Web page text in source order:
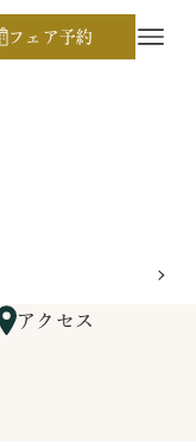
フェア予約
アクセス